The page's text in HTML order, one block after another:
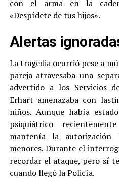
con el arma en la
«Despídete de tus hijos».
Alertas
La tragedia ocurrió pese a
pareja atravesaba una
advertido a los Servicios
Erhart amenazaba con
niños. Aunque había
psiquiátrico
mantenía la
menores. Durante el
recordar el ataque, pero sí
cuando llegó la Policía.